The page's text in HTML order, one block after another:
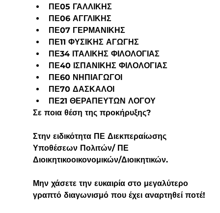
ΠΕ05 ΓΑΛΛΙΚΗΣ
ΠΕ06 ΑΓΓΛΙΚΗΣ
ΠΕ07 ΓΕΡΜΑΝΙΚΗΣ
ΠΕ11 ΦΥΣΙΚΗΣ ΑΓΩΓΗΣ
ΠΕ34 ΙΤΑΛΙΚΗΣ ΦΙΛΟΛΟΓΙΑΣ
ΠΕ40 ΙΣΠΑΝΙΚΗΣ ΦΙΛΟΛΟΓΙΑΣ
ΠΕ60 ΝΗΠΙΑΓΩΓΟΙ
ΠΕ70 ΔΑΣΚΑΛΟΙ
ΠΕ21 ΘΕΡΑΠΕΥΤΩΝ ΛΟΓΟΥ
Σε ποια θέση της προκήρυξης?
Στην ειδικότητα ΠΕ Διεκπεραίωσης
Υποθέσεων Πολιτών/ ΠΕ
Διοικητικοοικονομικών/Διοικητικών.
Μην χάσετε την ευκαιρία στο μεγαλύτερο
γραπτό διαγωνισμό που έχει αναρτηθεί ποτέ!